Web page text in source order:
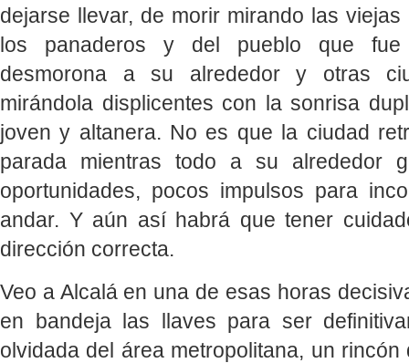
dejarse llevar, de morir mirando las
los panaderos y del pueblo que
desmorona a su alrededor y otras
mirándola displicentes con la sonrisa
joven y altanera. No es que la ciudad
parada mientras todo a su alrededor
oportunidades, pocos impulsos para
andar. Y aún así habrá que tener
dirección correcta.
Veo a Alcalá en una de esas horas
en bandeja las llaves para ser
olvidada del área metropolitana, un